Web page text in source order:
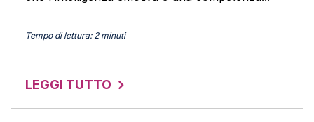
Tempo di lettura: 2 minuti
LEGGI TUTTO